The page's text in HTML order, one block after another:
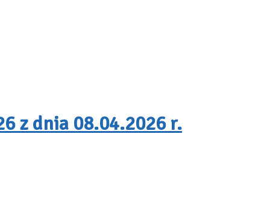
z dnia 08.04.2026 r.